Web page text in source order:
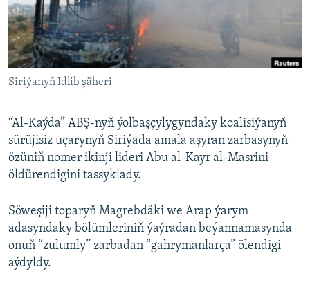
Siriýanyň Idlib şäheri
“Al-Kaýda” ABŞ-nyň ýolbaşçylygyndaky koalisiýanyň
sürüjisiz uçarynyň Siriýada amala aşyran zarbasynyň
özüniň nomer ikinji lideri Abu al-Kayr al-Masrini
öldürendigini tassyklady.
Söweşiji toparyň Magrebdäki we Arap ýarym
adasyndaky bölümleriniň ýaýradan beýannamasynda
onuň “zulumly” zarbadan “gahrymanlarça” ölendigi
aýdyldy.